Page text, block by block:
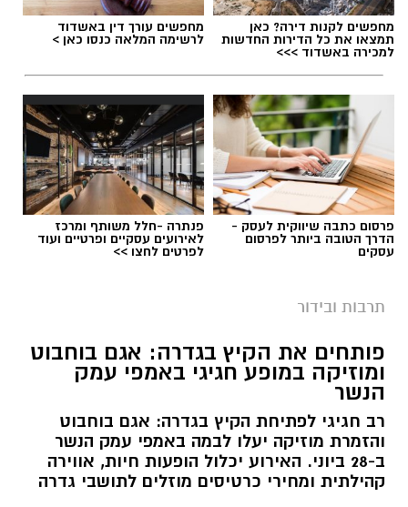
צילום מחוברת אירועי הקיץ בגדרה
המועצה המקומית פרסמה את לוח אירועי השבוע,
לילדים, בני נוער, מבוגרים ומשפחות.
לפארק המים ימית 2000 עבור תלמידי כיתות ז'
ומעלה בשעה 08:00, ובהמשך תתקיים הצגת
הילדים"הקוף הזועף"
בשעה 17:30 באולם מיכל
מחפשים לקנות דירה? כאן
תמצאו את כל הדירות החדשות
למכירה באשדוד >>>
מחפשים עורך דין באשדוד
לרשימה המלאה כנסו כאן >
פרסום כתבה שיווקית לעסק -
הדרך הטובה ביותר לפרסום
עסקים
פנתרה -חלל משותף ומרכז
לאירועים עסקיים ופרטיים ועוד
לפרטים לחצו >>
תרבות ובידור
פותחים את הקיץ בגדרה: אגם בוחבוט
ומוזיקה במופע חגיגי באמפי עמק
הנשר
רב חגיגי לפתיחת הקיץ בגדרה: אגם בוחבוט
והזמרת מוזיקה יעלו לבמה באמפי עמק הנשר
ב-28 ביוני. האירוע יכלול הופעות חיות, אווירה
קהילתית ומחירי כרטיסים מוזלים לתושבי גדרה